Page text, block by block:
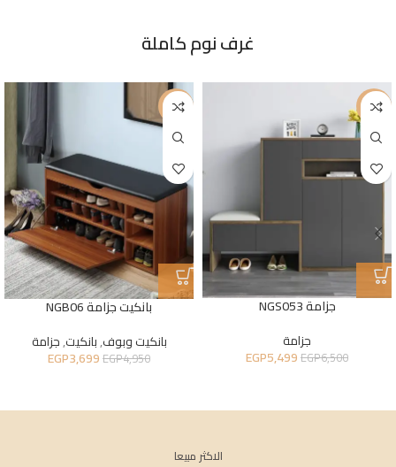
غرف نوم كاملة
-15%
جزامة NGS053
جزامة
EGP6,500
EGP5,499
-25%
بانكيت جزامة NGB06
بانكيت وبوف,بانكيت,جزامة
EGP4,950
EGP3,699
الاكثر مبيعا